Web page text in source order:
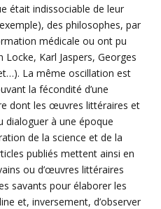
était indissociable de leur
des philosophes, par
médicale ou ont pu
Karl Jaspers, Georges
La même oscillation est
la fécondité d’une
dont les œuvres littéraires et
à une époque
de la science et de la
publiés mettent ainsi en
ou d’œuvres littéraires
savants pour élaborer les
et, inversement, d’observer